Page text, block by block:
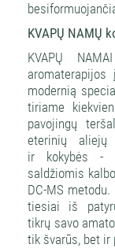
KVAPŲ NAMŲ
KVAPŲ
modernią
tiriame
pavojingų
eterinių aliejų
ir kokybės -
saldžiomis
DC-MS
tiesiai iš
tikrų savo
tik švarūs, bet ir